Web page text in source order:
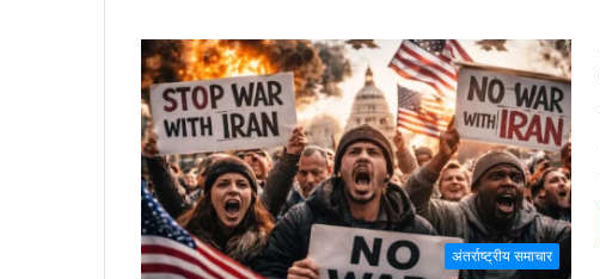
अंतर्राष्ट्रीय समाचार